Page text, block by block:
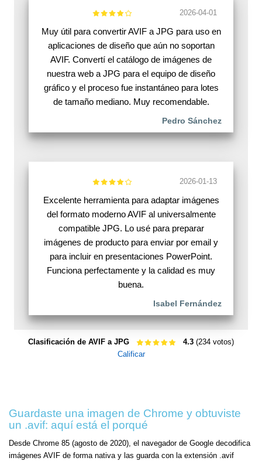
2026-04-01
Muy útil para convertir AVIF a JPG para uso en
aplicaciones de diseño que aún no soportan
AVIF. Convertí el catálogo de imágenes de
nuestra web a JPG para el equipo de diseño
gráfico y el proceso fue instantáneo para lotes
de tamaño mediano. Muy recomendable.
Pedro Sánchez
2026-01-13
Excelente herramienta para adaptar imágenes
del formato moderno AVIF al universalmente
compatible JPG. Lo usé para preparar
imágenes de producto para enviar por email y
para incluir en presentaciones PowerPoint.
Funciona perfectamente y la calidad es muy
buena.
Isabel Fernández
Clasificación de AVIF a JPG 4.3 (234 votos)
Calificar
Guardaste una imagen de Chrome y obtuviste
un .avif: aquí está el porqué
Desde Chrome 85 (agosto de 2020), el navegador de Google decodifica
imágenes AVIF de forma nativa y las guarda con la extensión .avif